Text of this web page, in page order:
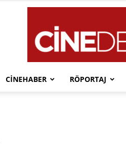
CINEHABER RÖPORTAJ